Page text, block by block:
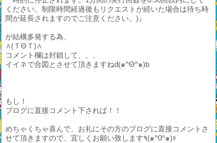
ください。制限時間経過後もリクエストが続いた場合は待ち時
間が延長されますのでご注意ください。)』
が結構多発する為、
∧(ＴΘＴ)∧
コメント欄は封鎖して、、、
イイネで合図とさせて頂きますねd(๑^Θ^๑)b
もし！
ブログに直接コメント下されば！！
めちゃくちゃ喜んで、お礼にその方のブログに直接コメントさ
せて頂きますので、宜しくお願い致します٩(๑^0^๑)۶